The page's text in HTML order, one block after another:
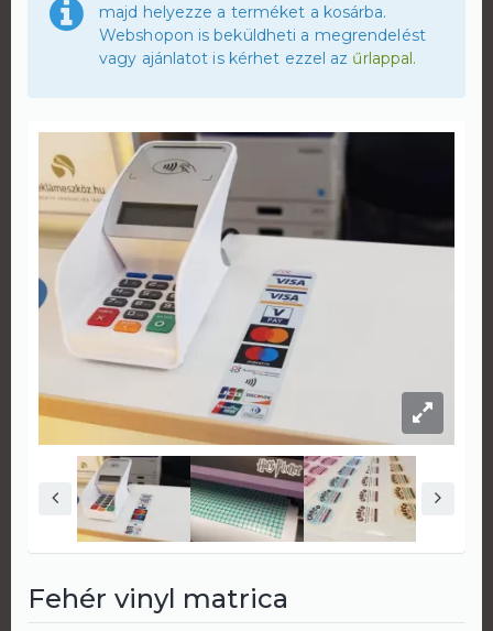
majd helyezze a terméket a kosárba.
Webshopon is beküldheti a megrendelést
vagy ajánlatot is kérhet ezzel az űrlappal.
Fehér vinyl matrica